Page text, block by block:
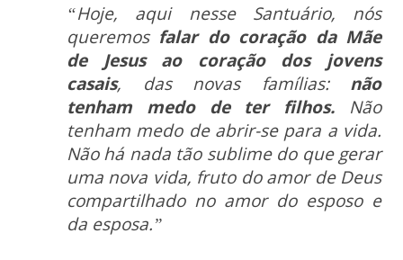
“Hoje, aqui nesse Santuário, nós
queremos falar do coração da Mãe
de Jesus ao coração dos jovens
casais, das novas famílias: não
tenham medo de ter filhos. Não
tenham medo de abrir-se para a vida.
Não há nada tão sublime do que gerar
uma nova vida, fruto do amor de Deus
compartilhado no amor do esposo e
da esposa.”